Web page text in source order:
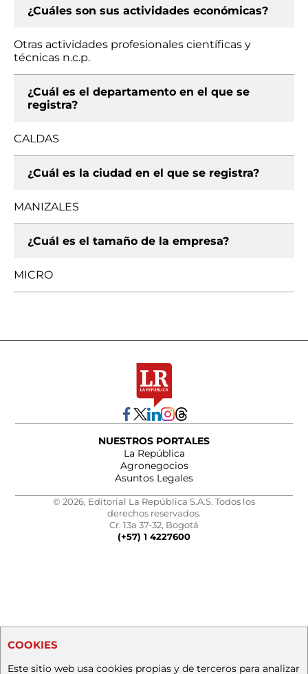
¿Cuáles son sus actividades económicas?
Otras actividades profesionales científicas y
técnicas n.c.p.
¿Cuál es el departamento en el que se
registra?
CALDAS
¿Cuál es la ciudad en el que se registra?
MANIZALES
¿Cuál es el tamaño de la empresa?
MICRO
NUESTROS PORTALES
La República
Agronegocios
Asuntos Legales
© 2026, Editorial La República S.A.S. Todos los
derechos reservados.
Cr. 13a 37-32, Bogotá
(+57) 1 4227600
COOKIES
Este sitio web usa cookies propias y de terceros para analizar